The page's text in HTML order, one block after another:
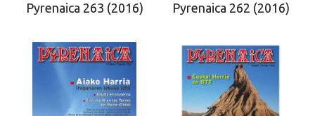
Pyrenaica 263 (2016) Pyrenaica 262 (2016)